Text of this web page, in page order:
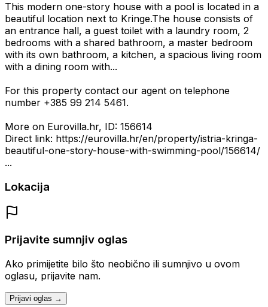
This modern one-story house with a pool is located in a
beautiful location next to Kringe.The house consists of
an entrance hall, a guest toilet with a laundry room, 2
bedrooms with a shared bathroom, a master bedroom
with its own bathroom, a kitchen, a spacious living room
with a dining room with...
For this property contact our agent on telephone
number +385 99 214 5461.
More on Eurovilla.hr, ID: 156614
Direct link: https://eurovilla.hr/en/property/istria-kringa-
beautiful-one-story-house-with-swimming-pool/156614/
...
Lokacija
Prijavite sumnjiv oglas
Ako primijetite bilo što neobično ili sumnjivo u ovom
oglasu, prijavite nam.
Prijavi oglas →